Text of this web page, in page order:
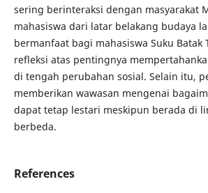
sering berinteraksi dengan masyarakat
mahasiswa dari latar belakang budaya
bermanfaat bagi mahasiswa Suku Batak
refleksi atas pentingnya
di tengah perubahan sosial. Selain itu,
memberikan wawasan mengenai
dapat tetap lestari meskipun berada di
berbeda.
References